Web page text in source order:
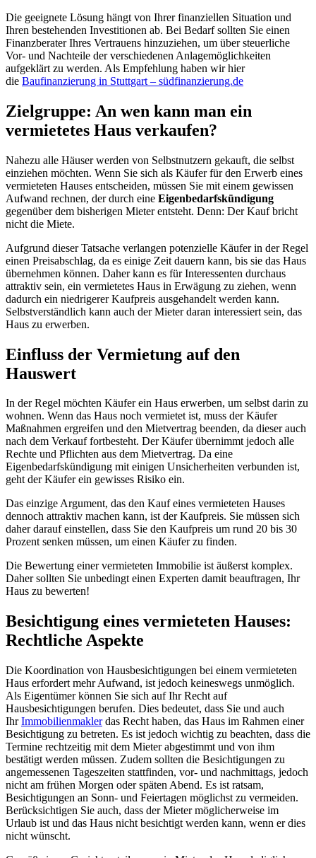
Die geeignete Lösung hängt von Ihrer finanziellen Situation und
Ihren bestehenden Investitionen ab. Bei Bedarf sollten Sie einen
Finanzberater Ihres Vertrauens hinzuziehen, um über steuerliche
Vor- und Nachteile der verschiedenen Anlagemöglichkeiten
aufgeklärt zu werden. Als Empfehlung haben wir hier
die Baufinanzierung in Stuttgart – südfinanzierung.de
Zielgruppe: An wen kann man ein
vermietetes Haus verkaufen?
Nahezu alle Häuser werden von Selbstnutzern gekauft, die selbst
einziehen möchten. Wenn Sie sich als Käufer für den Erwerb eines
vermieteten Hauses entscheiden, müssen Sie mit einem gewissen
Aufwand rechnen, der durch eine Eigenbedarfskündigung
gegenüber dem bisherigen Mieter entsteht. Denn: Der Kauf bricht
nicht die Miete.
Aufgrund dieser Tatsache verlangen potenzielle Käufer in der Regel
einen Preisabschlag, da es einige Zeit dauern kann, bis sie das Haus
übernehmen können. Daher kann es für Interessenten durchaus
attraktiv sein, ein vermietetes Haus in Erwägung zu ziehen, wenn
dadurch ein niedrigerer Kaufpreis ausgehandelt werden kann.
Selbstverständlich kann auch der Mieter daran interessiert sein, das
Haus zu erwerben.
Einfluss der Vermietung auf den
Hauswert
In der Regel möchten Käufer ein Haus erwerben, um selbst darin zu
wohnen. Wenn das Haus noch vermietet ist, muss der Käufer
Maßnahmen ergreifen und den Mietvertrag beenden, da dieser auch
nach dem Verkauf fortbesteht. Der Käufer übernimmt jedoch alle
Rechte und Pflichten aus dem Mietvertrag. Da eine
Eigenbedarfskündigung mit einigen Unsicherheiten verbunden ist,
geht der Käufer ein gewisses Risiko ein.
Das einzige Argument, das den Kauf eines vermieteten Hauses
dennoch attraktiv machen kann, ist der Kaufpreis. Sie müssen sich
daher darauf einstellen, dass Sie den Kaufpreis um rund 20 bis 30
Prozent senken müssen, um einen Käufer zu finden.
Die Bewertung einer vermieteten Immobilie ist äußerst komplex.
Daher sollten Sie unbedingt einen Experten damit beauftragen, Ihr
Haus zu bewerten!
Besichtigung eines vermieteten Hauses:
Rechtliche Aspekte
Die Koordination von Hausbesichtigungen bei einem vermieteten
Haus erfordert mehr Aufwand, ist jedoch keineswegs unmöglich.
Als Eigentümer können Sie sich auf Ihr Recht auf
Hausbesichtigungen berufen. Dies bedeutet, dass Sie und auch
IhrImmobilienmaklerdas Recht haben, das Haus im Rahmen einer
Besichtigung zu betreten. Es ist jedoch wichtig zu beachten, dass die
Termine rechtzeitig mit dem Mieter abgestimmt und von ihm
bestätigt werden müssen. Zudem sollten die Besichtigungen zu
angemessenen Tageszeiten stattfinden, vor- und nachmittags, jedoch
nicht am frühen Morgen oder späten Abend. Es ist ratsam,
Besichtigungen an Sonn- und Feiertagen möglichst zu vermeiden.
Berücksichtigen Sie auch, dass der Mieter möglicherweise im
Urlaub ist und das Haus nicht besichtigt werden kann, wenn er dies
nicht wünscht.